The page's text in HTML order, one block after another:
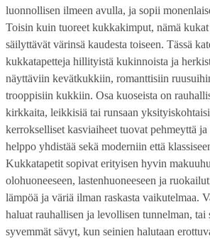
luonnollisen ilmeen avulla, ja sopii
Toisin kuin tuoreet kukkakimput, nämä
säilyttävät värinsä kaudesta toiseen. Tässä
kukkatapetteja hillityistä kukinnoista ja
näyttäviin kevätkukkiin, romanttisiin
trooppisiin kukkiin. Osa kuoseista on
kirkkaita, leikkisiä tai runsaan
kerrokselliset kasviaiheet tuovat pehmeyttä
helppo yhdistää sekä moderniin että
Kukkatapetit sopivat erityisen hyvin
olohuoneeseen, lastenhuoneeseen ja
lämpöä ja väriä ilman raskasta vaikutelmaa.
haluat rauhallisen ja levollisen tunnelman, tai
syvemmät sävyt, kun seinien halutaan